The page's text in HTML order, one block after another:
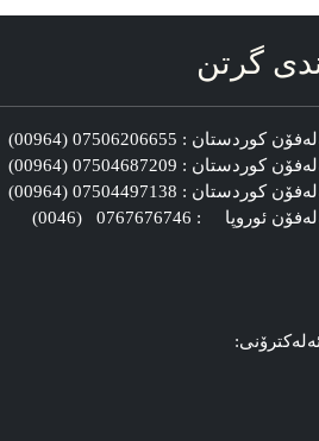
گرتن
: 07506206655 (00964)
: 07504687209 (00964)
: 07504497138 (00964)
: 0767676746 (0046)